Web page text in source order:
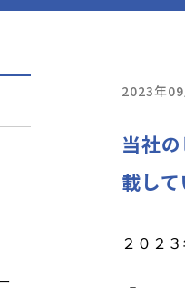
2023年
当社
載し
２０２